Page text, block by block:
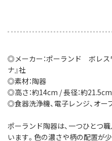
◎メーカー：ポーランド ボレス
ナ』社
◎素材：陶器
◎高さ：約14cm / 長径：約
◎食器洗浄機、電子レンジ、オー
ポーランド陶器は、一つひとつ
います。色の濃さや柄の配置が